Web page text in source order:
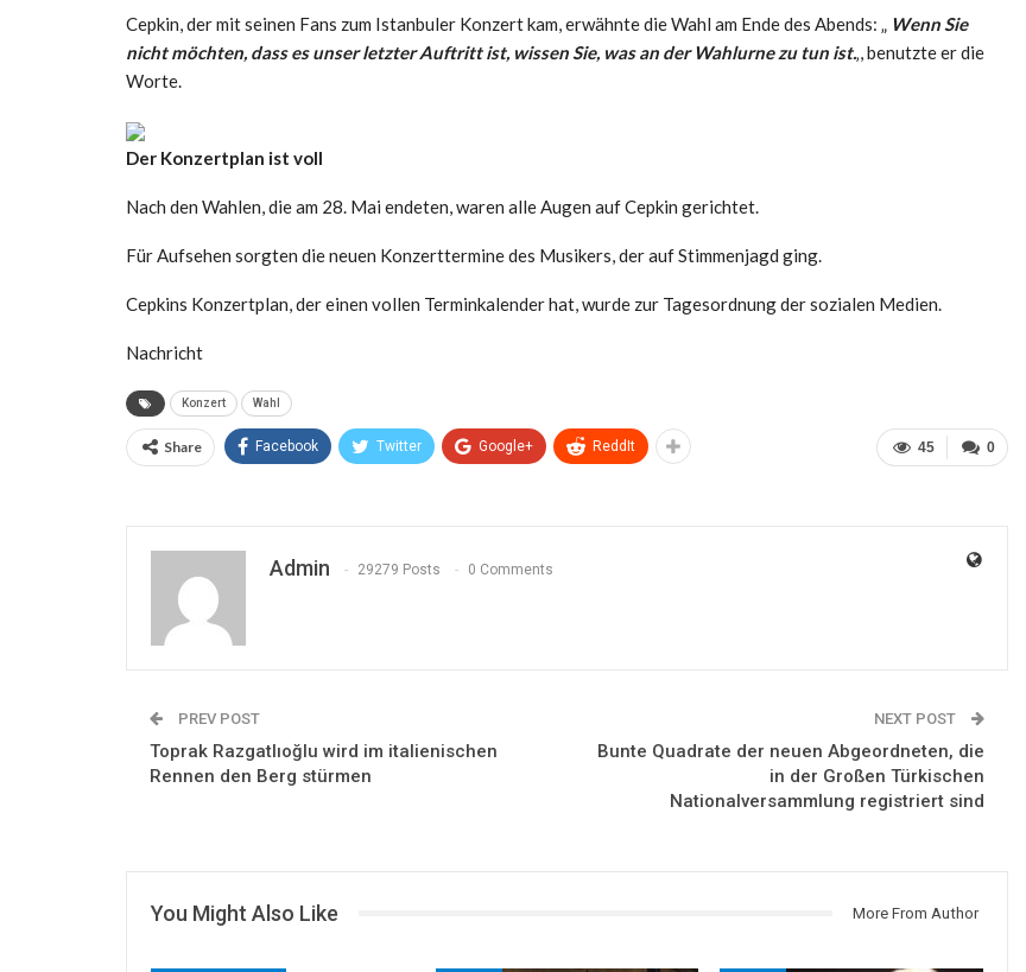
Cepkin, der mit seinen Fans zum Istanbuler Konzert kam, erwähnte die Wahl am Ende des Abends: „ Wenn Sie
nicht möchten, dass es unser letzter Auftritt ist, wissen Sie, was an der Wahlurne zu tun ist.‚, benutzte er die
Worte.
Der Konzertplan ist voll
Nach den Wahlen, die am 28. Mai endeten, waren alle Augen auf Cepkin gerichtet.
Für Aufsehen sorgten die neuen Konzerttermine des Musikers, der auf Stimmenjagd ging.
Cepkins Konzertplan, der einen vollen Terminkalender hat, wurde zur Tagesordnung der sozialen Medien.
Nachricht
Konzert Wahl
0
45
Share Facebook Twitter Google+ ReddIt
Admin 29279 Posts 0 Comments
PREV POST
Toprak Razgatlıoğlu wird im italienischen
Rennen den Berg stürmen
NEXT POST
Bunte Quadrate der neuen Abgeordneten, die
in der Großen Türkischen
Nationalversammlung registriert sind
You Might Also Like More From Author